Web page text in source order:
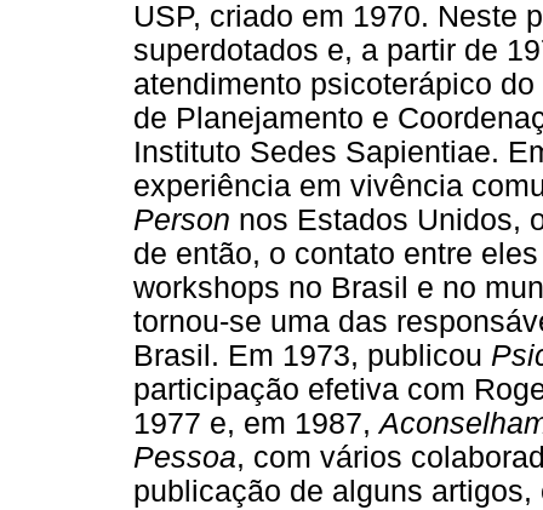
USP, criado em 1970. Neste
superdotados e, a partir de
atendimento psicoterápico
de Planejamento e
Instituto Sedes Sapientiae.
experiência em vivência
Person nos Estados Unidos,
de então, o contato entre
workshops no Brasil e no
tornou-se uma das
Brasil. Em 1973, publicou
participação efetiva com
1977 e, em 1987,
Pessoa, com vários
publicação de alguns